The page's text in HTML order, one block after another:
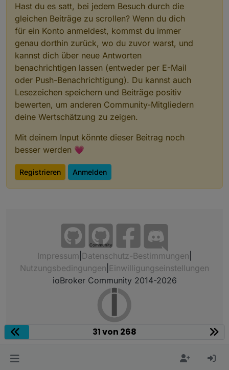
Hast du es satt, bei jedem Besuch durch die
gleichen Beiträge zu scrollen? Wenn du dich
für ein Konto anmeldest, kommst du immer
genau dorthin zurück, wo du zuvor warst, und
kannst dich über neue Antworten
benachrichtigen lassen (entweder per E-Mail
oder Push-Benachrichtigung). Du kannst auch
Lesezeichen speichern und Beiträge positiv
bewerten, um anderen Community-Mitgliedern
deine Wertschätzung zu zeigen.
Mit deinem Input könnte dieser Beitrag noch
besser werden 💗
Registrieren Anmelden
Community
Impressum Datenschutz-Bestimmungen
Nutzungsbedingungen Einwilligungseinstellungen
ioBroker Community 2014-2026
31 von 268